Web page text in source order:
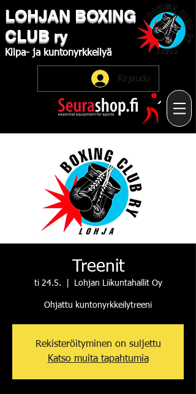
LOHJAN ​BOXING
CLUB ry
Kilpa- ja kuntonyrkkeilyä
Kirjaudu
Treenit
ti 24.5. Lohjan Liikuntahallit Oy
Ohjattu kuntonyrkkeilytreeni
Rekisteröityminen on suljettu
Katso muita tapahtumia